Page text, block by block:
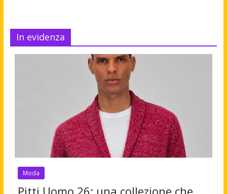
In evidenza
Moda
Pitti Uomo 26: una collezione che